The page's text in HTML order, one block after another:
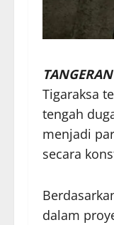
Tigaraksa
tengah
menjadi
secara
dalam